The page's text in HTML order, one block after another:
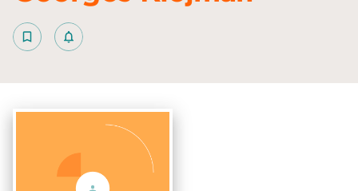
bookmark_border notifications_none_outlined